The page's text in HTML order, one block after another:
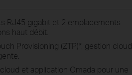
RJ45 gigabit et 2 emplacements
haut débit.
Provisioning (ZTP)*, gestion cloud
et application Omada pour une